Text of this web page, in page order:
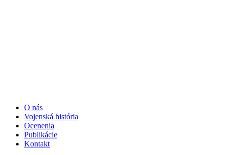
O nás
Vojenská história
Ocenenia
Publikácie
Kontakt